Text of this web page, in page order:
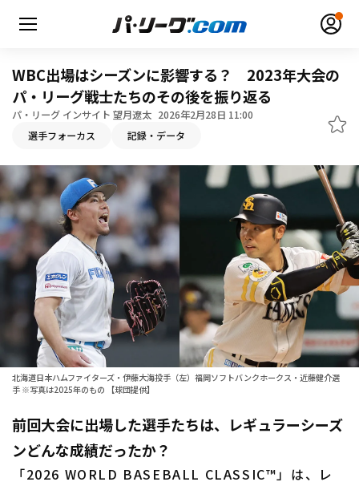
無料アカウント登録
HOME
動画
日程・結果
順位表･成績
1軍公式戦
ファーム東地区
ファーム西地区
交流戦
選手名鑑
選手名鑑トップ
北海道日本ハムファイターズ
東北楽天ゴールデンイーグルス
ニュース
WBC出場はシーズンに影響する？ 2023年大会の
パ・リーグ戦士たちのその後を振り返る
パ・リーグ インサイト 望月遼太 2026年2月28日 11:00
選手フォーカス 記録・データ
北海道日本ハムファイターズ・伊藤大海投手（左）福岡ソフトバンクホークス・近藤健介選
手 ※写真は2025年のもの 【球団提供】
前回大会に出場した選手たちは、レギュラーシーズ
ンどんな成績だったか？
「2026 WORLD BASEBALL CLASSIC™」は、レ